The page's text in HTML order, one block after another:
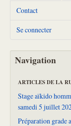
Contact
Se connecter
Navigation
ARTICLES DE LA
Stage aïkido
samedi 5 juillet
Préparation grade